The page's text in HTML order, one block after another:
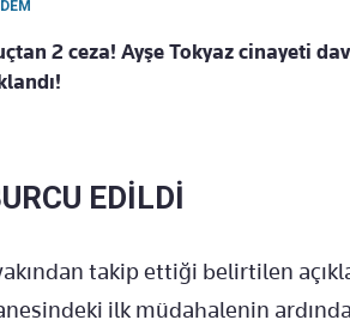
2 ceza! Ayşe Tokyaz cinayeti
EDİLDİ
takip ettiği belirtilen
ilk müdahalenin